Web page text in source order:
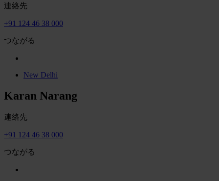
連絡先
+91 124 46 38 000
つながる
New Delhi
Karan Narang
連絡先
+91 124 46 38 000
つながる